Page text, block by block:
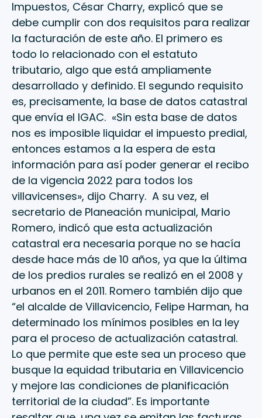
Impuestos, César Charry, explicó que se
debe cumplir con dos requisitos para realizar
la facturación de este año. El primero es
todo lo relacionado con el estatuto
tributario, algo que está ampliamente
desarrollado y definido. El segundo requisito
es, precisamente, la base de datos catastral
que envía el IGAC. «Sin esta base de datos
nos es imposible liquidar el impuesto predial,
entonces estamos a la espera de esta
información para así poder generar el recibo
de la vigencia 2022 para todos los
villavicenses», dijo Charry. A su vez, el
secretario de Planeación municipal, Mario
Romero, indicó que esta actualización
catastral era necesaria porque no se hacía
desde hace más de 10 años, ya que la última
de los predios rurales se realizó en el 2008 y
urbanos en el 2011. Romero también dijo que
“el alcalde de Villavicencio, Felipe Harman, ha
determinado los mínimos posibles en la ley
para el proceso de actualización catastral.
Lo que permite que este sea un proceso que
busque la equidad tributaria en Villavicencio
y mejore las condiciones de planificación
territorial de la ciudad”. Es importante